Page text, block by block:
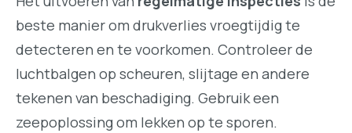
beste manier om drukverlies vroegtijdig te
detecteren en te voorkomen. Controleer de
luchtbalgen op scheuren, slijtage en andere
tekenen van beschadiging. Gebruik een
zeepoplossing om lekken op te sporen.